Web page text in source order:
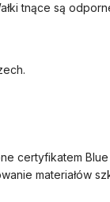
tnące są
certyfikatem
materiałów